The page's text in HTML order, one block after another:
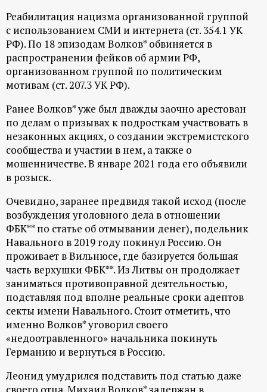
и
о
н
ы
й
п
о
р
т
а
л
Реабилитация нацизма организованной группой
с использованием СМИ и интернета (ст. 354.1 УК
РФ). По 18 эпизодам Волков* обвиняется в
распространении фейков об армии РФ,
организованном группой по политическим
мотивам (ст. 207.3 УК РФ).
Ранее Волков* уже был дважды заочно арестован
по делам о призывах к подросткам участвовать в
незаконных акциях, о создании экстремистского
сообщества и участии в нем, а также о
мошенничестве. В январе 2021 года его объявили
в розыск.
Очевидно, заранее предвидя такой исход (после
возбуждения уголовного дела в отношении
ФБК** по статье об отмывании денег), подельник
Навального в 2019 году покинул Россию. Он
проживает в Вильнюсе, где базируется большая
часть верхушки ФБК**. Из Литвы он продолжает
заниматься противоправной деятельностью,
подставляя под вполне реальные сроки адептов
секты имени Навального. Стоит отметить, что
именно Волков* уговорил своего
«недоотравленного» начальника покинуть
Германию и вернуться в Россию.
Леонид умудрился подставить под статью даже
своего отца. Михаил Волков* задержан в